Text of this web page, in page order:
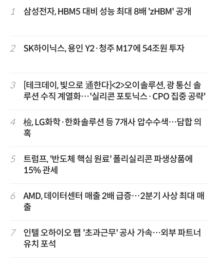
1 삼성전자, HBM5 대비 성능 최대 8배 'zHBM' 공개
2 SK하이닉스, 용인 Y2·청주 M17에 54조원 투자
3
[테크데이, 빛으로 通한다]<2>오이솔루션, 광 통신 솔
루션 수직 계열화…'실리콘 포토닉스·CPO 집중 공략'
4
檢, LG화학·한화솔루션 등 7개사 압수수색…담합 의
혹
5
트럼프, '반도체 핵심 원료' 폴리실리콘 파생상품에
15% 관세
6
AMD, 데이터센터 매출 2배 급증…2분기 사상 최대 매
출
7
인텔 오하이오 팹 '초과근무' 공사 가속…외부 파트너
유치 포석